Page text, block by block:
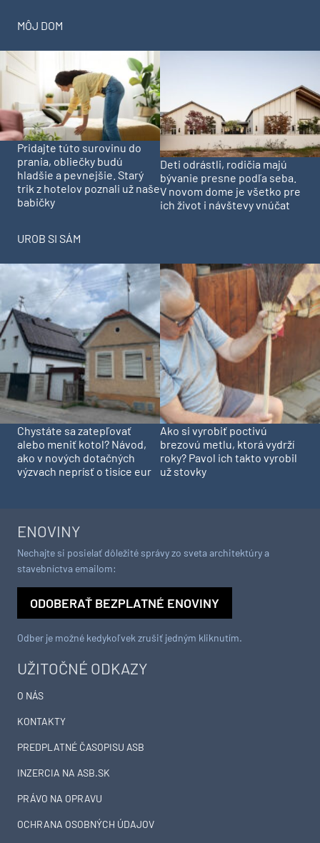
MÔJ DOM
Pridajte túto surovinu do
prania, obliečky budú
hladšie a pevnejšie. Starý
trik z hotelov poznali už naše
babičky
Deti odrástli, rodičia majú
bývanie presne podľa seba.
V novom dome je všetko pre
ich život i návštevy vnúčat
UROB SI SÁM
Chystáte sa zatepľovať
alebo meniť kotol? Návod,
ako v nových dotačných
výzvach neprísť o tisíce eur
Ako si vyrobiť poctivú
brezovú metlu, ktorá vydrží
roky? Pavol ich takto vyrobil
už stovky
UŽITOČNÉ ODKAZY
O NÁS
KONTAKTY
PREDPLATNÉ ČASOPISU ASB
INZERCIA NA ASB.SK
PRÁVO NA OPRAVU
OCHRANA OSOBNÝCH ÚDAJOV
ENOVINY
Nechajte si posielať dôležité správy zo sveta architektúry a
stavebníctva emailom:
ODOBERAŤ BEZPLATNÉ ENOVINY
Odber je možné kedykoľvek zrušiť jedným kliknutím.